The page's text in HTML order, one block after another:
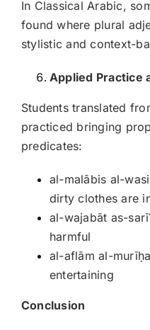
In Classical Arabic,
found where plural
stylistic and context-
Applied Practice
Students translated
practiced bringing
predicates:
al-malābis al-
dirty clothes are
al-wajabāt as-
harmful
al-aflām al-
entertaining
Conclusion